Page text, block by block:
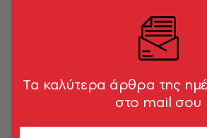
ΑΝΑΖΗΤΗΣΗ ΒΙΒΛΙΟΥ
Tα καλύτερα άρθρα της
στο mail σου